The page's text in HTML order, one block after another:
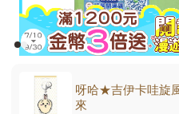
呀哈★吉伊卡哇旋
來